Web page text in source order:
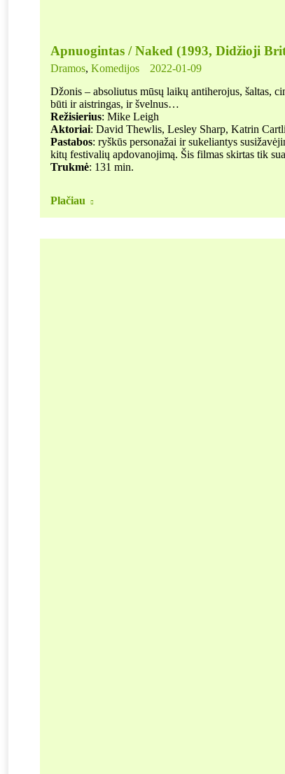
Apnuogintas / Naked (1993, Didžioji
Dramos, Komedijos
2022-01-09
Džonis – absoliutus mūsų laikų antiherojus, šaltas,
būti ir aistringas, ir švelnus…
Režisierius: Mike Leigh
Aktoriai: David Thewlis, Lesley Sharp, Katrin
Pastabos: ryškūs personažai ir sukeliantys
kitų festivalių apdovanojimą. Šis filmas skirtas tik
Trukmė: 131 min.
Plačiau